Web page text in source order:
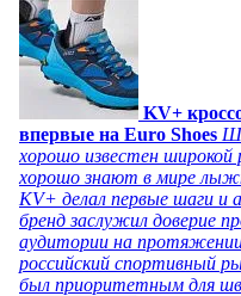
KV+
впервые на Euro Shoes
хорошо известен широкой
хорошо знают в мире
KV+ делал первые шаги и
бренд заслужил доверие
аудитории на
российский спортивный
был приоритетным для